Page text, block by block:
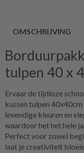
OMSCHRIJVING
tulpen 40 x
Ervaar de tijdloze
kussen tulpen
levendige kleuren en
waardoor het het hele
Perfect voor zowel
laat je creativiteit